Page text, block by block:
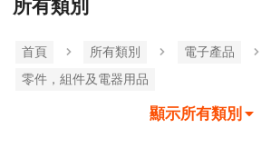
所有類別
首頁 所有類別
電子產品
零件，組件及電器用品
顯示所有類別